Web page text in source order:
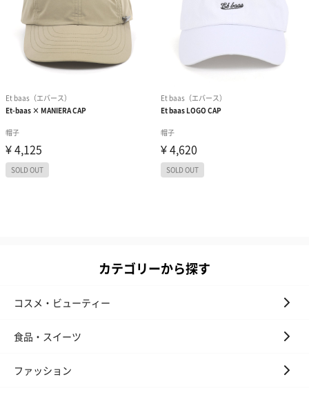
カテゴリーから探す
コスメ・ビューティー
食品・スイーツ
ファッション